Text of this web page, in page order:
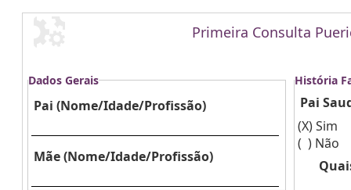
Primeira Consulta
Dados Gerais
Pai (Nome/Idade/Profissão)
Mãe (Nome/Idade/Profissão)
História
Pai
(X)Sim
( ) Não